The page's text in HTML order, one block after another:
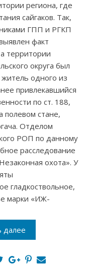
региона, где
сайгаков. Так,
ГПП и РГКП
факт
территории
округа был
одного из
привлекавшийся
по ст. 188,
полевом стане,
Отделом
РОП по данному
расследование
охота». У
гладкоствольное,
марки «ИЖ-
далее